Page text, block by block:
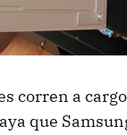
corren a
que